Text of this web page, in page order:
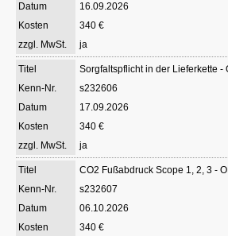
16.09.2026
340 €
ja
Sorgfaltspflicht in der Lieferkette -
s232606
17.09.2026
340 €
ja
CO2 Fußabdruck Scope 1, 2, 3 -
s232607
06.10.2026
340 €